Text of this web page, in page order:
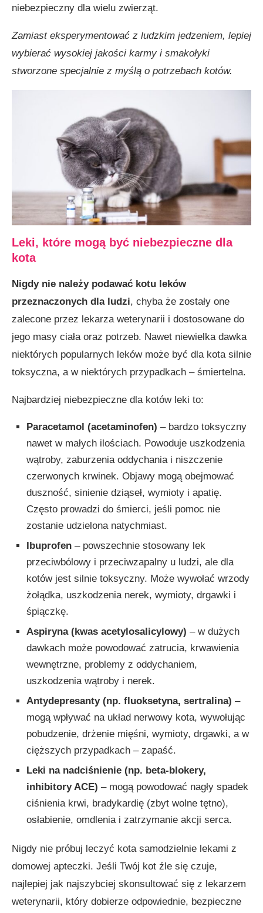
niebezpieczny dla wielu zwierząt.
Zamiast eksperymentować z ludzkim jedzeniem, lepiej
wybierać wysokiej jakości karmy i smakołyki
stworzone specjalnie z myślą o potrzebach kotów.
Leki, które mogą być niebezpieczne dla
kota
Nigdy nie należy podawać kotu leków
przeznaczonych dla ludzi, chyba że zostały one
zalecone przez lekarza weterynarii i dostosowane do
jego masy ciała oraz potrzeb. Nawet niewielka dawka
niektórych popularnych leków może być dla kota silnie
toksyczna, a w niektórych przypadkach – śmiertelna.
Najbardziej niebezpieczne dla kotów leki to:
Paracetamol (acetaminofen) – bardzo toksyczny
nawet w małych ilościach. Powoduje uszkodzenia
wątroby, zaburzenia oddychania i niszczenie
czerwonych krwinek. Objawy mogą obejmować
duszność, sinienie dziąseł, wymioty i apatię.
Często prowadzi do śmierci, jeśli pomoc nie
zostanie udzielona natychmiast.
Ibuprofen – powszechnie stosowany lek
przeciwbólowy i przeciwzapalny u ludzi, ale dla
kotów jest silnie toksyczny. Może wywołać wrzody
żołądka, uszkodzenia nerek, wymioty, drgawki i
śpiączkę.
Aspiryna (kwas acetylosalicylowy) – w dużych
dawkach może powodować zatrucia, krwawienia
wewnętrzne, problemy z oddychaniem,
uszkodzenia wątroby i nerek.
Antydepresanty (np. fluoksetyna, sertralina) –
mogą wpływać na układ nerwowy kota, wywołując
pobudzenie, drżenie mięśni, wymioty, drgawki, a w
cięższych przypadkach – zapaść.
Leki na nadciśnienie (np. beta-blokery,
inhibitory ACE) – mogą powodować nagły spadek
ciśnienia krwi, bradykardię (zbyt wolne tętno),
osłabienie, omdlenia i zatrzymanie akcji serca.
Nigdy nie próbuj leczyć kota samodzielnie lekami z
domowej apteczki. Jeśli Twój kot źle się czuje,
najlepiej jak najszybciej skonsultować się z lekarzem
weterynarii, który dobierze odpowiednie, bezpieczne